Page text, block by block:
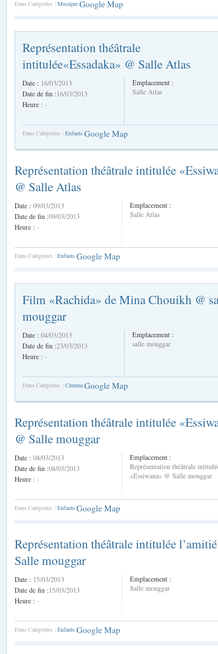
Dans Catégories : MusiqueGoogle Map
Représentation théâtrale
intitulée«Essadaka» @ Salle Atlas
Date : 16/03/2013
Date de fin :16/03/2013
Heure : -
Emplacement :
Salle Atlas
Dans Catégories : Enfants Google Map
Représentation théâtrale intitulée
@ Salle Atlas
Date : 09/03/2013
Date de fin :09/03/2013
Heure : -
Emplacement :
Salle Atlas
Dans Catégories : Enfants Google Map
Film «Rachida» de Mina Chouikh @
mouggar
Date : 04/03/2013
Date de fin :23/03/2013
Heure : -
Emplacement :
salle mouggar
Dans Catégories : CinémaGoogle Map
Représentation théâtrale intitulée
@ Salle mouggar
Date : 08/03/2013
Date de fin :08/03/2013
Heure : -
Emplacement :
Représentation théâtrale
«Essiwana» @ Salle mouggar
Dans Catégories : Enfants Google Map
Représentation théâtrale intitulée
Salle mouggar
Date : 15/03/2013
Date de fin :15/03/2013
Heure : -
Emplacement :
Salle mouggar
Dans Catégories : Enfants Google Map